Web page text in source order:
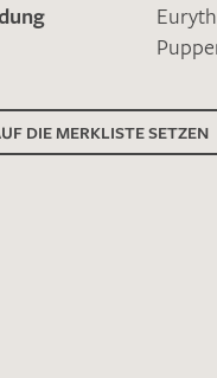
DIE MERKLISTE SETZEN